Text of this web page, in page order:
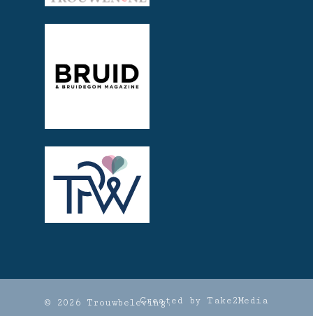
© 2026 Trouwbeleving.Created by Take2Media